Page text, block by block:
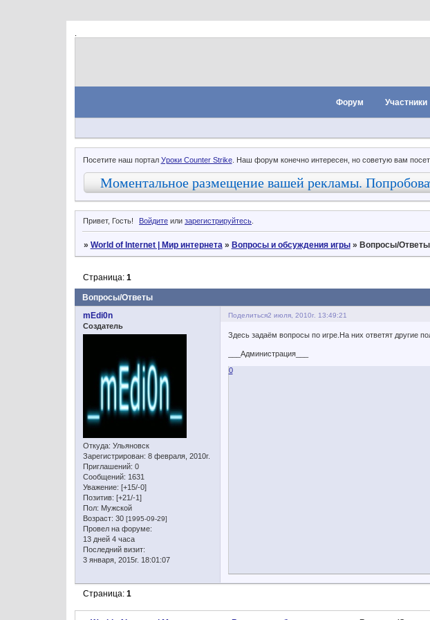
Форум Участники
Посетите наш портал Уроки Counter Strike. Наш форум конечно интересен, но советую вам
Моментальное размещение вашей рекламы.
Привет, Гость! Войдите илизарегистрируйтесь.
» World of Internet | Мир интернета » Вопросы и обсуждения игры » Вопросы/Ответы
Вопросы/Ответы
Страница: 1
Поделиться2 июля, 2010г. 13:49:21
mEdi0n
Создатель
Откуда: Ульяновск
Зарегистрирован: 8 февраля, 2010г.
Приглашений: 0
Сообщений: 1631
Уважение: [+15/-0]
Позитив: [+21/-1]
Пол: Мужской
Возраст: 30 [1995-09-29]
Провел на форуме:
13 дней 4 часа
Последний визит:
3 января, 2015г. 18:01:07
Здесь задаём вопросы по игре.На них ответят другие
___Администрация___
0
Страница: 1